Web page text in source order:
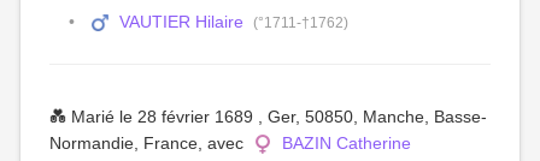
VAUTIER Hilaire (°1711-†1762)
💑 Marié le 28 février 1689 , Ger, 50850, Manche, Basse-
Normandie, France, avec
BAZIN Catherine